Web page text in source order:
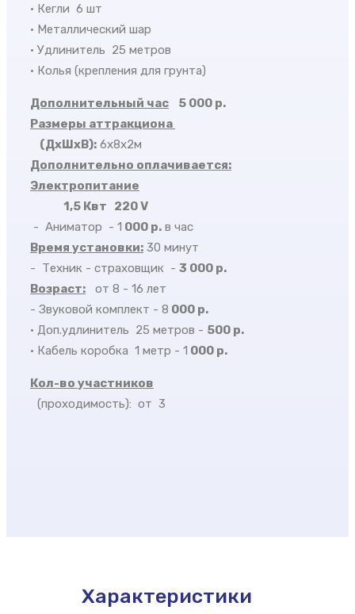
• Кегли 6 шт
• Металлический шар
• Удлинитель 25 метров
• Колья (крепления для грунта)
Дополнительный час
5 000 р.
Размеры аттракциона
(ДхШхВ): 6х8х2м
Дополнительно оплачивается:
Электропитание
1,5 Квт 220 V
- Аниматор - 1 000 р. в час
Время установки: 30 минут
- Техник - страховщик - 3 000 р.
Возраст: от 8 - 16 лет
- Звуковой комплект - 8 000 р.
• Доп.удлинитель 25 метров - 500 р.
• Кабель коробка 1 метр - 1 000 р.
Кол-во участников
(проходимость): от 3
Характеристики